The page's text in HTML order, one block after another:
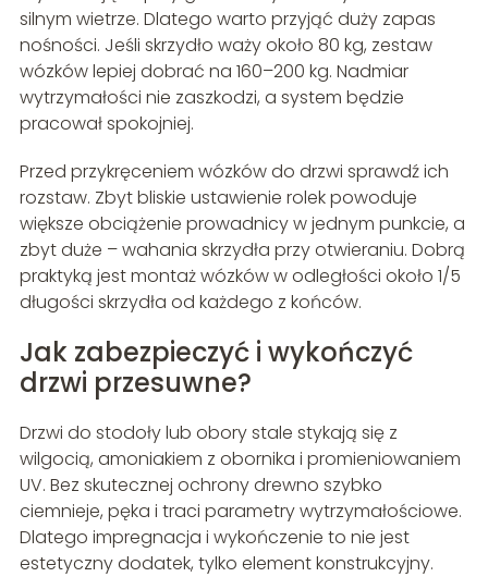
silnym wietrze. Dlatego warto przyjąć duży zapas
nośności. Jeśli skrzydło waży około 80 kg, zestaw
wózków lepiej dobrać na 160–200 kg. Nadmiar
wytrzymałości nie zaszkodzi, a system będzie
pracował spokojniej.
Przed przykręceniem wózków do drzwi sprawdź ich
rozstaw. Zbyt bliskie ustawienie rolek powoduje
większe obciążenie prowadnicy w jednym punkcie, a
zbyt duże – wahania skrzydła przy otwieraniu. Dobrą
praktyką jest montaż wózków w odległości około 1/5
długości skrzydła od każdego z końców.
Jak zabezpieczyć i wykończyć
drzwi przesuwne?
Drzwi do stodoły lub obory stale stykają się z
wilgocią, amoniakiem z obornika i promieniowaniem
UV. Bez skutecznej ochrony drewno szybko
ciemnieje, pęka i traci parametry wytrzymałościowe.
Dlatego impregnacja i wykończenie to nie jest
estetyczny dodatek, tylko element konstrukcyjny.